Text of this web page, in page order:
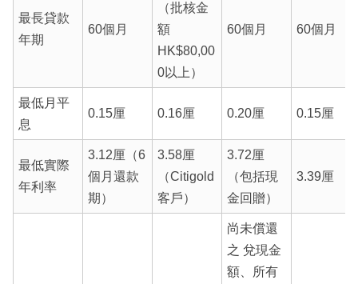
最長貸款
年期
60個月
（批核金
額
HK$80,00
0以上）
60個月 60個月
最低月平
息
0.15厘 0.16厘 0.20厘 0.15厘
最低實際
年利率
3.12厘（6
個月還款
期）
3.58厘
（Citigold
客戶）
3.72厘
（包括現
金回贈）
3.39厘
尚未償還
之 兌現金
額、所有